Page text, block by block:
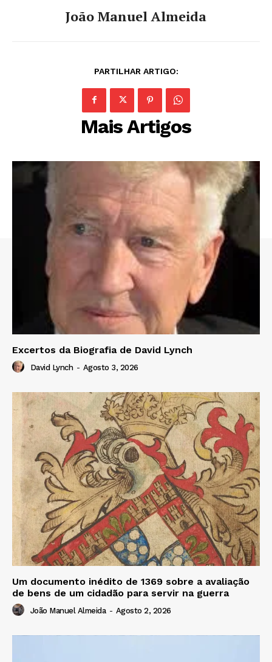
João Manuel Almeida
PARTILHAR ARTIGO:
Mais Artigos
Excertos da Biografia de David Lynch
David Lynch - Agosto 3, 2026
Um documento inédito de 1369 sobre a avaliação
de bens de um cidadão para servir na guerra
João Manuel Almeida - Agosto 2, 2026